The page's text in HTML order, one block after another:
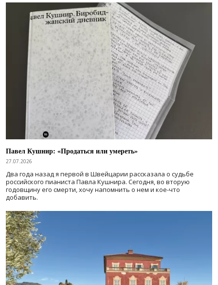
Павел Кушнир: «Продаться или умереть»
27.07.2026
Два года назад я первой в Швейцарии рассказала о судьбе
российского пианиста Павла Кушнира. Сегодня, во вторую
годовщину его смерти, хочу напомнить о нем и кое-что
добавить.